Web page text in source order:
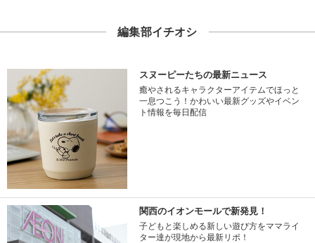
編集部イチオシ
スヌーピーたちの最新ニュース
癒やされるキャラクターアイテムでほっと
一息つこう！かわいい最新グッズやイベン
ト情報を毎日配信
関西のイオンモールで新発見！
子どもと楽しめる新しい遊び方をママライ
ター達が現地から最新リポ！